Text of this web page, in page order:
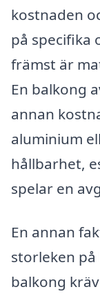
kostnaden
på specifika
främst är
En balkong
annan
aluminium
hållbarhet,
spelar en
En annan
storleken
balkong